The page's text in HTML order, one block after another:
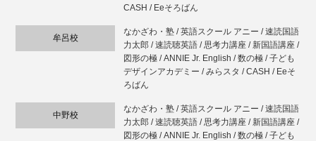
CASH / Eeそろばん
牟呂校
なかざわ・塾 / 英語スクール アニー / 速読国語
力太郎 / 速読聴英語 / 思考力講座 / 新国語講座 /
図形の極 / ANNIE Jr. English / 数の極 / 子ども
デザインアカデミー / みらスタ / CASH / Eeそ
ろばん
中野校
なかざわ・塾 / 英語スクール アニー / 速読国語
力太郎 / 速読聴英語 / 思考力講座 / 新国語講座 /
図形の極 / ANNIE Jr. English / 数の極 / 子ども